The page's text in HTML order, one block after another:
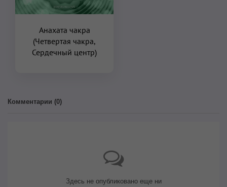
Анахата чакра
(Четвертая чакра,
Сердечный центр)
Комментарии (0)
Здесь не опубликовано еще ни